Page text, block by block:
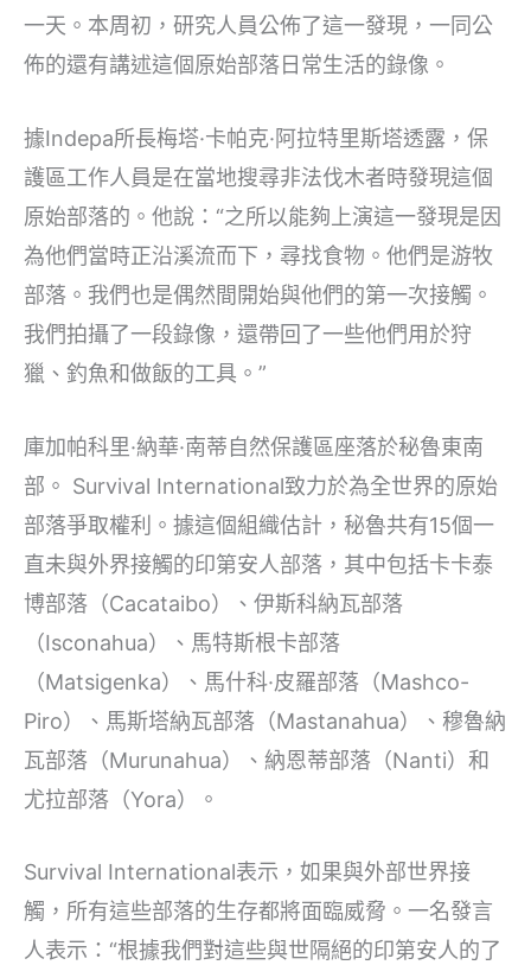
一天。本周初，研究人員公佈了這一發現，一同公
佈的還有講述這個原始部落日常生活的錄像。
據Indepa所長梅塔·卡帕克·阿拉特里斯塔透露，保
護區工作人員是在當地搜尋非法伐木者時發現這個
原始部落的。他說：“之所以能夠上演這一發現是因
為他們當時正沿溪流而下，尋找食物。他們是游牧
部落。我們也是偶然間開始與他們的第一次接觸。
我們拍攝了一段錄像，還帶回了一些他們用於狩
獵、釣魚和做飯的工具。”
庫加帕科里·納華·南蒂自然保護區座落於秘魯東南
部。 Survival International致力於為全世界的原始
部落爭取權利。據這個組織估計，秘魯共有15個一
直未與外界接觸的印第安人部落，其中包括卡卡泰
博部落（Cacataibo）、伊斯科納瓦部落
（Isconahua）、馬特斯根卡部落
（Matsigenka）、馬什科·皮羅部落（Mashco-
Piro）、馬斯塔納瓦部落（Mastanahua）、穆魯納
瓦部落（Murunahua）、納恩蒂部落（Nanti）和
尤拉部落（Yora）。
Survival International表示，如果與外部世界接
觸，所有這些部落的生存都將面臨威脅。一名發言
人表示：“根據我們對這些與世隔絕的印第安人的了